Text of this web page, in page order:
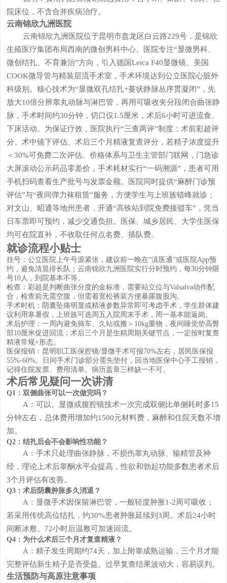
院床位，不含合并疾病治疗。
云南锦欣九洲医院
云南锦欣九洲医院位于昆明市盘龙区白云路229号，是锦欣
生殖医疗集团布局西南的微创男科中心。医院专注“显微男科、
微创结扎、不育兼治”方向，引入德国Leica F40显微镜、美国
COOK微导管与精装层流手术室，手术环境达到公立医院心脏外
科级别。核心技术为“显微双孔结扎+蔓状静脉丛序贯凝闭”，先
放大10倍分辨睾丸动脉与淋巴管，再用可吸收夹分段闭合曲张静
脉，手术时间约30分钟，切口仅1.5厘米，术后6小时可进流食、
下床活动。为保证疗效，医院执行“三查两评”制度：术前彩超评
分、术中镜下评估、术后三个月精液复查评分，若精子浓度提升
＜30%可免费二次评估。价格体系与卫生主管部门联网，门急诊
大屏滚动公示药品零差价，手术耗材实行“一码溯源”，患者可用
手机扫码查看生产批号与发票金额。医院同时提供“麻醉门诊预
评估”与“夜间弹力袜租赁”服务，方便学生与上班族错峰就诊；
对文山、昭通等地州患者，开通“高铁站到院免费接驳车”，凭当
日车票即可预约，减少交通负担。医保、城乡居民、大学生医保
均可在院直补，不收取任何点名费、插队费。
就诊流程小贴士
挂号：公立医院上午号源紧张，建议前一晚在“滇医通”或医院App预
约，避免清晨排长队；云南锦欣九洲医院实行分时预约，每30分钟限
号10人，到院基本不等。
检查：彩超是判断曲张分度的金标准，需要站立位与Valsalva动作配
合，检查前无需空腹，但需着宽松裤装方便暴露腹股沟。
手术时机：阴囊坠痛明显或精液参数异常即可考虑手术，学生群体建
议利用寒暑假，上班族可选周五入院周末手术，周一基本能返岗。
术后护理：一周内避免骑车、久站或搬＞10kg重物，夜间睡觉垫高臀
部10厘米促进回流；术后三个月是生精周期关键节点，一定按时复查
精液常规+形态。
医保报销：昆明职工医保腔镜/显微手术可报70%左右，居民医保报
55%-60%。日间手术门诊部分需先垫付，回当地医保中心手工报销，
记得住院发票、费用清单、病历盖章三样缺一不可。
术后常见疑问一次讲清
Q1：双侧曲张可以一次做完吗？
A：可以。显微或腹腔镜技术一次完成双侧比单侧耗时多15
分钟左右，总体费用增加约1500元材料费，麻醉和住院天数不增
加。
Q2：结扎后会不会影响性功能？
A：手术只处理曲张静脉，不损伤睾丸动脉、输精管及神
经，理论上术后睾酮水平会提高，性欲和勃起功能多数患者术后
3个月评估有改善。
Q3：术后阴囊肿胀多久消退？
A：显微手术因保留淋巴管，一般轻度肿胀1-2周可吸收；
若采用传统高位结扎，约30%患者肿胀延续到3周。术后24小时
间断冰敷、72小时后温敷可加速回流。
Q4：为什么术后三个月才复查精液？
A：精子发生周期约74天，加上附睾成熟运输，三个月才能
完整评估新生精子是否受益。过早复查结果波动大，容易误判。
生活预防与高原注意事项